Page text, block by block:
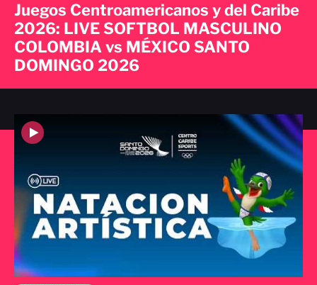
Juegos Centroamericanos y del Caribe
2026: LIVE SOFTBOL MASCULINO
COLOMBIA vs MÉXICO SANTO
DOMINGO 2026